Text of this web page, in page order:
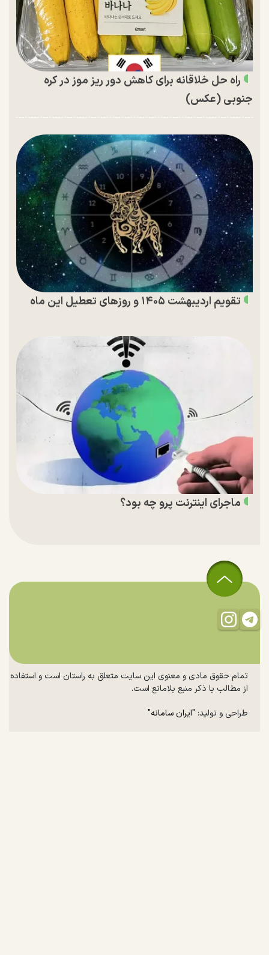
راه حل خلاقانه برای کاهش دور ریز موز در کره
جنوبی (عکس)
تقویم اردیبهشت ۱۴۰۵ و روز‌های تعطیل این ماه
ماجرای اینترنت پرو چه بود؟
تمام حقوق مادی و معنوی این سایت متعلق به راستان است و استفاده
از مطالب با ذکر منبع بلامانع است.
طراحی و تولید: "ایران سامانه"